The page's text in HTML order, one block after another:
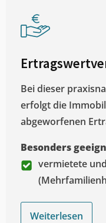
Bei dieser
erfolgt die
abgeworfenen
Besonders
vermietete
Weiterlesen